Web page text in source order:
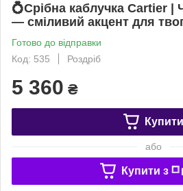
💍Срібна каблучка Cartier |
— сміливий акцент для
Готово до відправки
Код: 535
Роздріб
5 360 ₴
Купити
або
Купити з